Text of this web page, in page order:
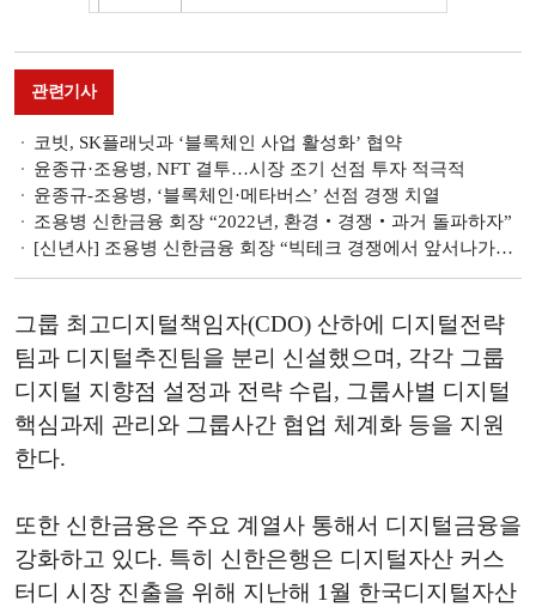
관련기사
코빗, SK플래닛과 ‘블록체인 사업 활성화’ 협약
윤종규·조용병, NFT 결투…시장 조기 선점 투자 적극적
윤종규-조용병, ‘블록체인·메타버스’ 선점 경쟁 치열
조용병 신한금융 회장 “2022년, 환경‧경쟁‧과거 돌파하자”
[신년사] 조용병 신한금융 회장 “빅테크 경쟁에서 앞서나가야…모든 것 다시 정렬”
그룹 최고디지털책임자(CDO) 산하에 디지털전략
팀과 디지털추진팀을 분리 신설했으며, 각각 그룹
디지털 지향점 설정과 전략 수립, 그룹사별 디지털
핵심과제 관리와 그룹사간 협업 체계화 등을 지원
한다.
또한 신한금융은 주요 계열사 통해서 디지털금융을
강화하고 있다. 특히 신한은행은 디지털자산 커스
터디 시장 진출을 위해 지난해 1월 한국디지털자산